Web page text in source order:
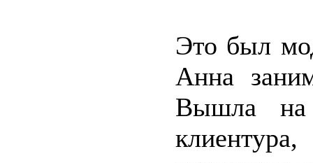
Это был
Анна
Вышла на